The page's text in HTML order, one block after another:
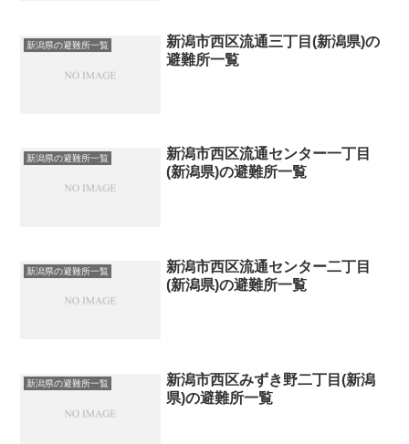
新潟県の避難所一覧
新潟市西区流通三丁目(新潟県)の
避難所一覧
新潟県の避難所一覧
新潟市西区流通センター一丁目
(新潟県)の避難所一覧
新潟県の避難所一覧
新潟市西区流通センター二丁目
(新潟県)の避難所一覧
新潟県の避難所一覧
新潟市西区みずき野二丁目(新潟
県)の避難所一覧